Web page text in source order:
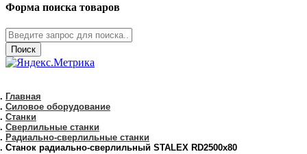
Форма поиска товаров
Поиск
Главная
Силовое оборудование
Станки
Сверлильные станки
Радиально-сверлильные станки
Станок радиально-сверлильный STALEX RD2500x80